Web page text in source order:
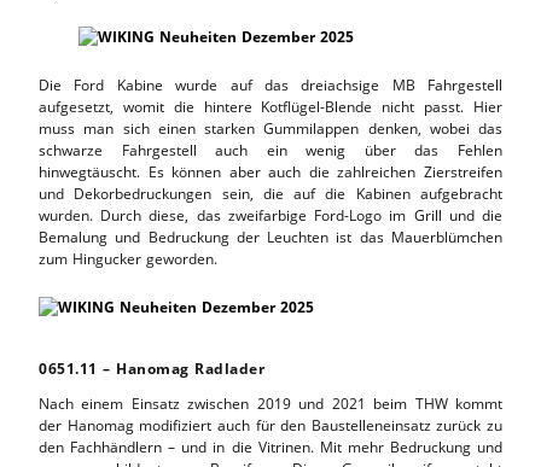
Die Ford Kabine wurde auf das dreiachsige MB Fahrgestell
aufgesetzt, womit die hintere Kotflügel-Blende nicht passt. Hier
muss man sich einen starken Gummilappen denken, wobei das
schwarze Fahrgestell auch ein wenig über das Fehlen
hinwegtäuscht. Es können aber auch die zahlreichen Zierstreifen
und Dekorbedruckungen sein, die auf die Kabinen aufgebracht
wurden. Durch diese, das zweifarbige Ford-Logo im Grill und die
Bemalung und Bedruckung der Leuchten ist das Mauerblümchen
zum Hingucker geworden.
0651.11 – Hanomag Radlader
Nach einem Einsatz zwischen 2019 und 2021 beim THW kommt
der Hanomag modifiziert auch für den Baustelleneinsatz zurück zu
den Fachhändlern – und in die Vitrinen. Mit mehr Bedruckung und